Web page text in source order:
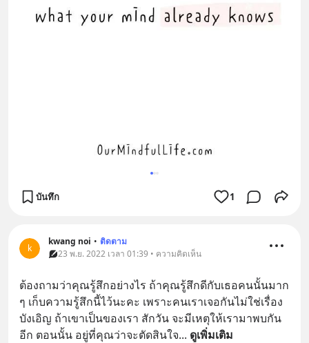
บันทึก 1
k
kwang noi • ติดตาม
23 พ.ย. 2022 เวลา 01:39 • ความคิดเห็น
ต้องถามว่าคุณรู้สึกอย่างไร ถ้าคุณรู้สึกดีกับเธอคนนั้นมาก
ๆ เก็บความรู้สึกนี้ไว้นะคะ เพราะคนเราเจอกันไม่ใช่เรื่อง
บังเอิญ ถ้าเขาเป็นของเรา สักวัน จะมีเหตุให้เรามาพบกัน
อีก ตอนนั้น อยู่ที่คุณว่าจะตัดสินใจ... ดูเพิ่มเติม